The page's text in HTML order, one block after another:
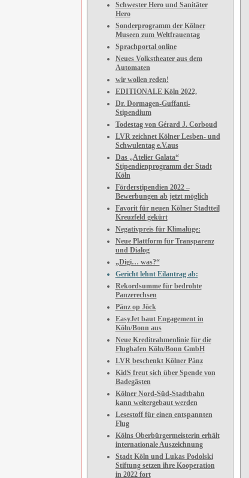
Schwester Hero und Sanitäter
Hero
Sonderprogramm der Kölner
Museen zum Weltfrauentag
Sprachportal online
Neues Volkstheater aus dem
Automaten
wir wollen reden!
EDITIONALE Köln 2022,
Dr. Dormagen-Guffanti-
Stipendium
Todestag von Gérard J. Corboud
LVR zeichnet Kölner Lesben- und
Schwulentag e.V.aus
Das „Atelier Galata“
Stipendienprogramm der Stadt
Köln
Förderstipendien 2022 –
Bewerbungen ab jetzt möglich
Favorit für neuen Kölner Stadtteil
Kreuzfeld gekürt
Negativpreis für Klimalüge:
Neue Plattform für Transparenz
und Dialog
„Digi… was?“
Gericht lehnt Eilantrag ab:
Rekordsumme für bedrohte
Panzerechsen
Pänz op Jöck
EasyJet baut Engagement in
Köln/Bonn aus
Neue Kreditrahmenlinie für die
Flughafen Köln/Bonn GmbH
LVR beschenkt Kölner Pänz
KidS freut sich über Spende von
Badegästen
Kölner Nord-Süd-Stadtbahn
kann weitergebaut werden
Lesestoff für einen entspannten
Flug
Kölns Oberbürgermeisterin erhält
internationale Auszeichnung
Stadt Köln und Lukas Podolski
Stiftung setzen ihre Kooperation
in 2022 fort